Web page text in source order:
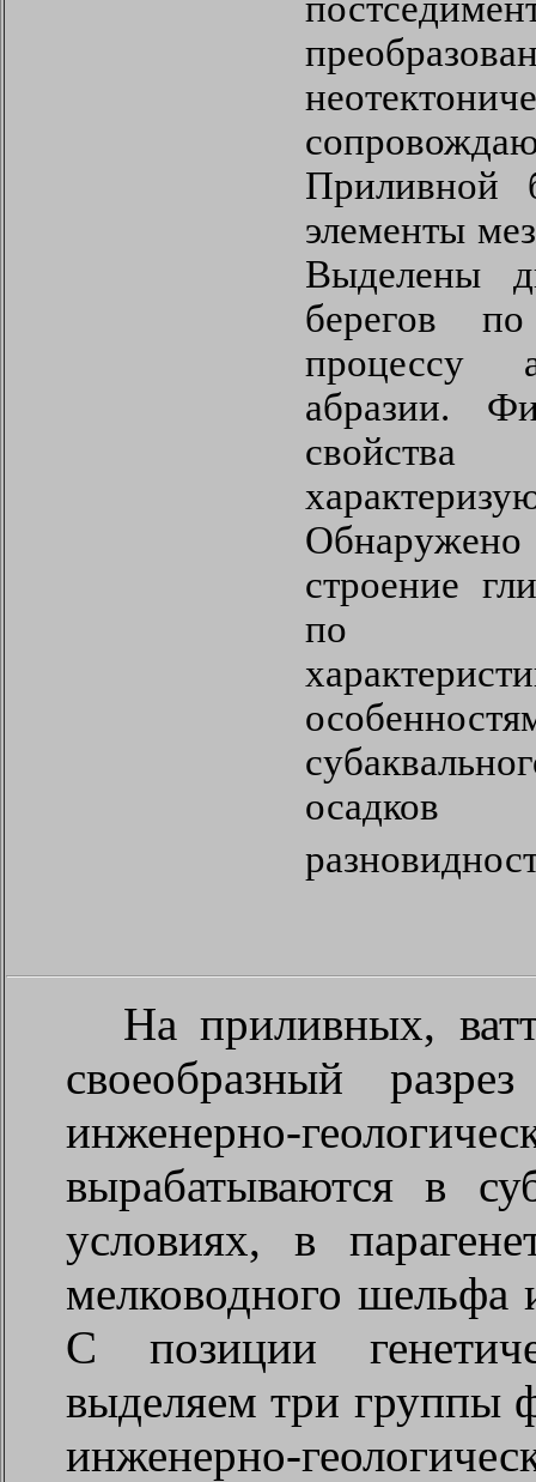
Приливной
элементы
Выделены
берегов
процессу
абразии.
строение
по
осадков
На приливных,
своеобразный
инженерно-
вырабатываются в
условиях, в
мелководного шельфа
С позиции
выделяем три группы
инженерно-